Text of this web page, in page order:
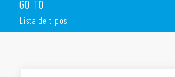
Mini relé tipo “terrón de azúcar” –
mW – Lavable: RT III”
GO TO
Lista de tipos